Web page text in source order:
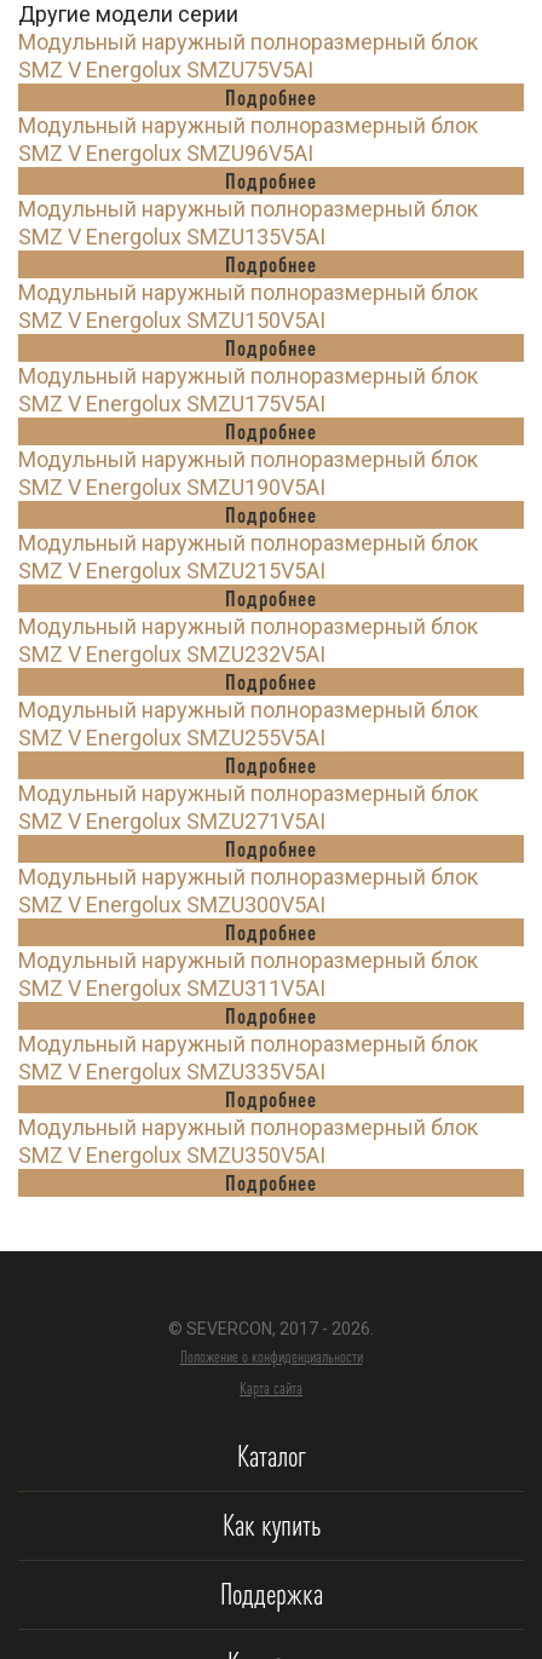
Другие модели серии
Модульный наружный полноразмерный блок
SMZ V Energolux SMZU75V5AI
Подробнее
Модульный наружный полноразмерный блок
SMZ V Energolux SMZU96V5AI
Подробнее
Модульный наружный полноразмерный блок
SMZ V Energolux SMZU135V5AI
Подробнее
Модульный наружный полноразмерный блок
SMZ V Energolux SMZU150V5AI
Подробнее
Модульный наружный полноразмерный блок
SMZ V Energolux SMZU175V5AI
Подробнее
Модульный наружный полноразмерный блок
SMZ V Energolux SMZU190V5AI
Подробнее
Модульный наружный полноразмерный блок
SMZ V Energolux SMZU215V5AI
Подробнее
Модульный наружный полноразмерный блок
SMZ V Energolux SMZU232V5AI
Подробнее
Модульный наружный полноразмерный блок
SMZ V Energolux SMZU255V5AI
Подробнее
Модульный наружный полноразмерный блок
SMZ V Energolux SMZU271V5AI
Подробнее
Модульный наружный полноразмерный блок
SMZ V Energolux SMZU300V5AI
Подробнее
Модульный наружный полноразмерный блок
SMZ V Energolux SMZU311V5AI
Подробнее
Модульный наружный полноразмерный блок
SMZ V Energolux SMZU335V5AI
Подробнее
Модульный наружный полноразмерный блок
SMZ V Energolux SMZU350V5AI
Подробнее
© SEVERCON, 2017 - 2026.
Положение о конфиденциальности
Карта сайта
Каталог
Как купить
Поддержка